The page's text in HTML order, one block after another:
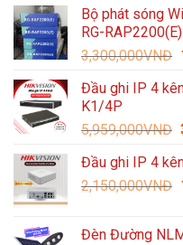
Bộ phát sóng
RG-RAP2200(E)
3,300,000VNĐ
Đầu ghi IP 4
K1/4P
5,959,000VNĐ
Đầu ghi IP 4
2,150,000VNĐ
Đèn Đường